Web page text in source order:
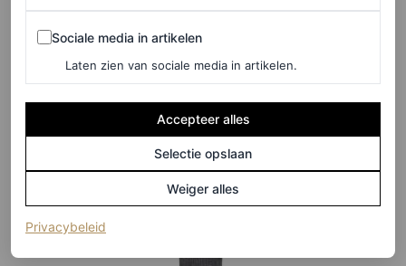
Kniehoge leren laarzen, € 299
HIER TE KOOP
Sokken van Lisa Yang
Sociale media in artikelen
Sociale media in artikelen
Laten zien van sociale media in artikelen.
Accepteer alles
Selectie opslaan
Weiger alles
Privacybeleid